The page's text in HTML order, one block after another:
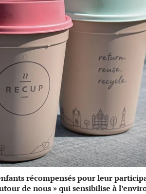
récompensés pour leur
de nous » qui sensibilise à